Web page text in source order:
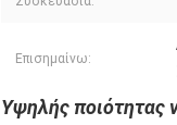
Επισημαίνω:
Υψηλής ποιότητας